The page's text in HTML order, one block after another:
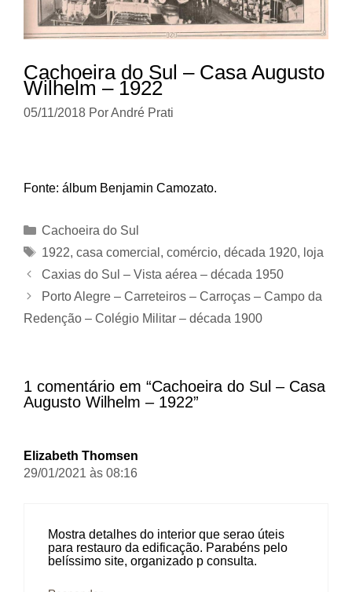
Cachoeira do Sul – Casa Augusto
Wilhelm – 1922
05/11/2018 PorAndré Prati
Fonte: álbum Benjamin Camozato.
Categorias
Cachoeira do Sul
Tags
1922, casa comercial , comércio, década 1920, loja
Caxias do Sul – Vista aérea – década 1950
Porto Alegre – Carreteiros – Carroças – Campo da
Redenção – Colégio Militar – década 1900
1 comentário em “Cachoeira do Sul – Casa
Augusto Wilhelm – 1922”
Elizabeth Thomsen
29/01/2021 às 08:16
Mostra detalhes do interior que serao úteis
para restauro da edificação. Parabéns pelo
belíssimo site, organizado p consulta.